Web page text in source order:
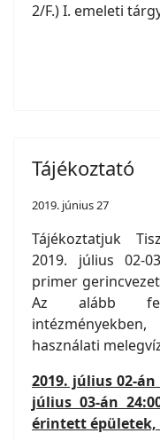
2/F.) I. emeleti
Tájékoztató
2019. június 27
Tájékoztatjuk
2019. július 02-
primer
Az alább
használati
2019. július 02-
július 03-án
érintett épületek,